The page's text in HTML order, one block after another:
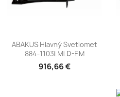
ABAKUS Hlavný Svetlomet
884-1103LMLD-EM
916,66 €